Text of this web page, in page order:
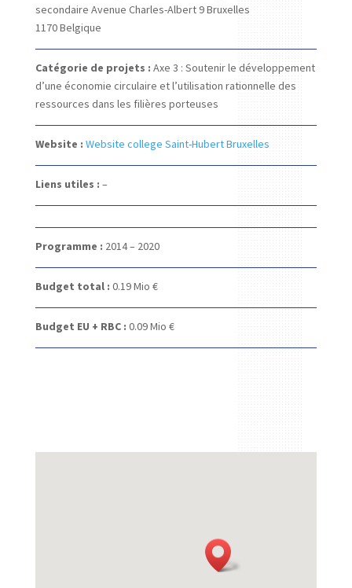
secondaire Avenue Charles-Albert 9Bruxelles
1170Belgique
Catégorie de projets : Axe 3 : Soutenir le développement
d’une économie circulaire et l’utilisation rationnelle des
ressources dans les filières porteuses
Website : Website college Saint-Hubert Bruxelles
Liens utiles : –
Programme : 2014 – 2020
Budget total : 0.19 Mio €
Budget EU + RBC : 0.09 Mio €